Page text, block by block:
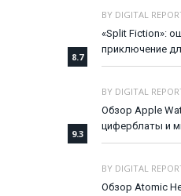
8.7
BY DIGITAL
«Split Fiction»:
приключение
9.3
BY DIGITAL
Обзор Apple
циферблаты и
BY DIGITAL
Обзор Atomic